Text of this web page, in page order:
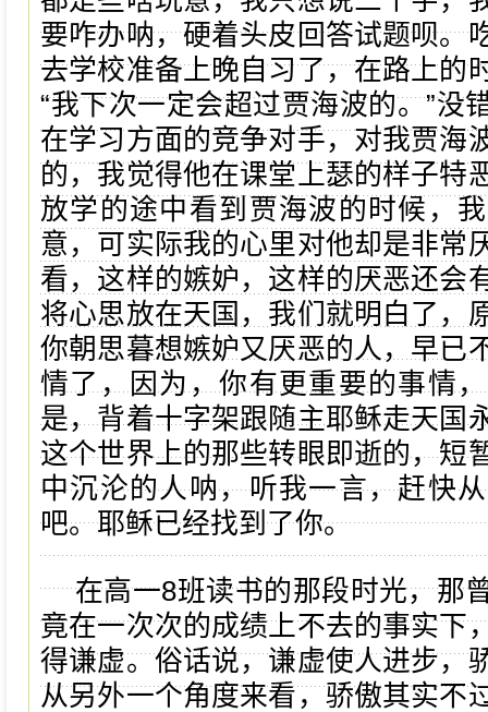
要咋办呐，硬着头皮回答试题呗。
去学校准备上晚自习了，在路上的
“我下次一定会超过贾海波的。”没
在学习方面的竞争对手，对我贾海
的，我觉得他在课堂上瑟的样子特
放学的途中看到贾海波的时候，
意，可实际我的心里对他却是非常
看，这样的嫉妒，这样的厌恶还会
将心思放在天国，我们就明白了，
你朝思暮想嫉妒又厌恶的人，早已
情了，因为，你有更重要的事情
是，背着十字架跟随主耶稣走天国
这个世界上的那些转眼即逝的，短
中沉沦的人呐，听我一言，赶快
吧。耶稣已经找到了你。
在高一8班读书的那段时光，那
竟在一次次的成绩上不去的事实下
得谦虚。俗话说，谦虚使人进步，
从另外一个角度来看，骄傲其实不